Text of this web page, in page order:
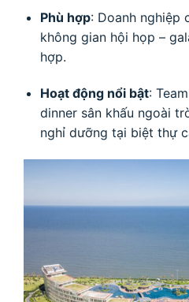
Phù hợp: Doanh nghiệp
không gian hội họp –
hợp.
Hoạt động nổi bật:
dinner sân khấu ngoài
nghỉ dưỡng tại biệt thự